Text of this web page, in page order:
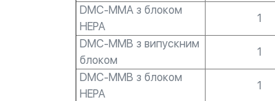
DMC-MMA з блоком
HEPA
1
DMC-MMB з випускним
блоком
1
DMC-MMB з блоком
HEPA
1